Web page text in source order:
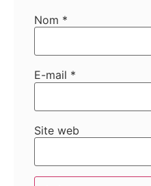
Nom *
E-mail *
Site web